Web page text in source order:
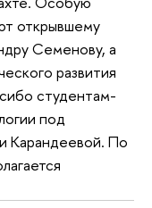
открывшему
Семенову, а
развития
студентам-
под
Карандеевой. По